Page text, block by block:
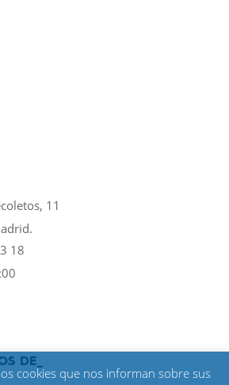
11
18
DE_
cookies que nos informan sobre sus